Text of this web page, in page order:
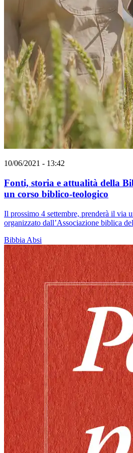
10/06/2021 - 13:42
Fonti, storia e attualità della
un corso biblico-teologico
Il prossimo 4 settembre, prenderà il via
organizzato dall’Associazione biblica
Bibbia Absi